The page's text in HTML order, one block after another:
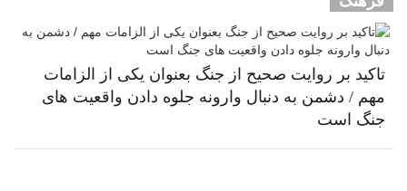
تاکید بر روایت صحیح از جنگ بعنوان یکی از الزامات
مهم / دشمن به دنبال وارونه جلوه دادن واقعیت های
جنگ است